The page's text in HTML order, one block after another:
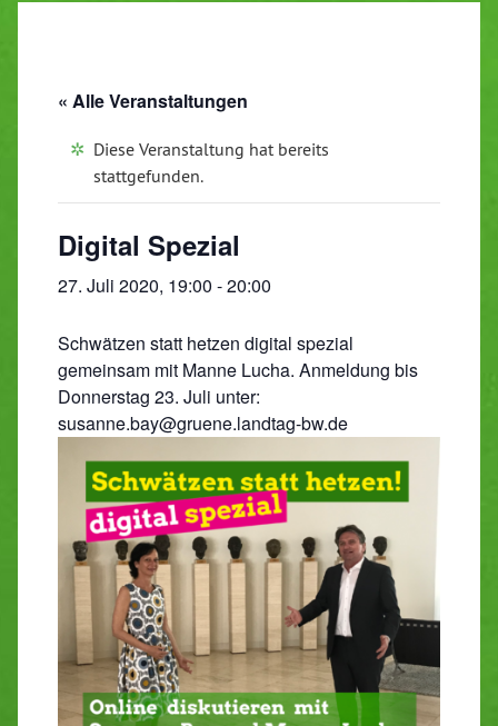
« Alle Veranstaltungen
Diese Veranstaltung hat bereits
stattgefunden.
Digital Spezial
27. Juli 2020, 19:00 -20:00
Schwätzen statt hetzen digital spezial
gemeinsam mit Manne Lucha. Anmeldung bis
Donnerstag 23. Juli unter:
susanne.bay@gruene.landtag-bw.de